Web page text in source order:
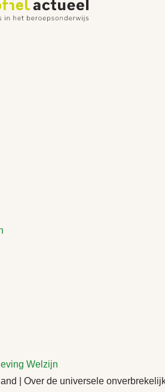
Welzijn
| Over de universele